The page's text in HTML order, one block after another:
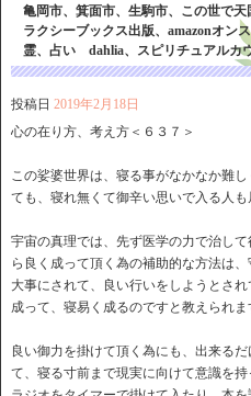
亀岡市、箕面市、生駒市、この世で
ラクシーブックス出版、amazonオ
霊、占い dahlia、スピリチュアルカ
投稿日 2019年2月18日
心の在り方、考え方＜６３７＞
この娑婆世界は、寝る事がなかなか難
ても、寝れ無くて御辛い思いで入る人も
宇宙の真理では、先ず医学の力で治し
ら良く成って頂く為の補助的な方法は
大事にされて、良い行いをしようとさ
成って、寝易く成るのですと教えられま
良い御力を掛けて頂く為にも、出来る
て、寝る寸前まで現実に向けて意識を